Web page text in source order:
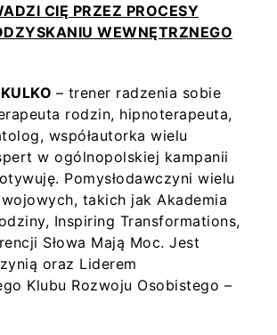
CIĘ PRZEZ PROCESY
WEWNĘTRZNEGO
– trener radzenia sobie
rodzin, hipnoterapeuta,
współautorka wielu
w ogólnopolskiej kampanii
Pomysłodawczyni wielu
takich jak Akademia
Inspiring Transformations,
Słowa Mają Moc. Jest
oraz Liderem
Klubu Rozwoju Osobistego –